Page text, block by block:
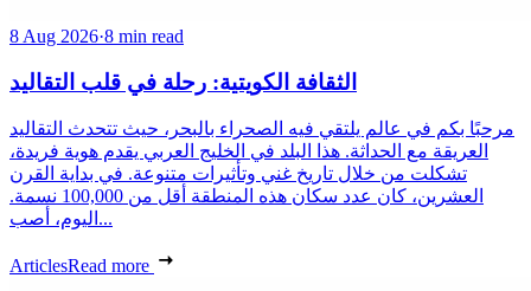
8 Aug 2026·8 min read
الثقافة الكويتية: رحلة في قلب التقاليد
مرحبًا بكم في عالم يلتقي فيه الصحراء بالبحر، حيث تتحدث التقاليد
العريقة مع الحداثة. هذا البلد في الخليج العربي يقدم هوية فريدة،
تشكلت من خلال تاريخ غني وتأثيرات متنوعة. في بداية القرن
العشرين، كان عدد سكان هذه المنطقة أقل من 100,000 نسمة.
اليوم، أصب...
ArticlesRead more